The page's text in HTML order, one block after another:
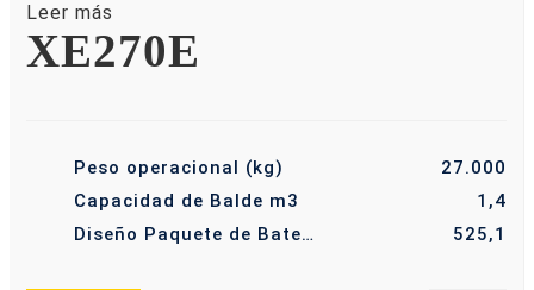
Leer más
XE270E
Peso operacional (kg)
27.000
Capacidad de Balde m3
1,4
Diseño Paquete de Batería de Gran Capacidad KW/H
525,1